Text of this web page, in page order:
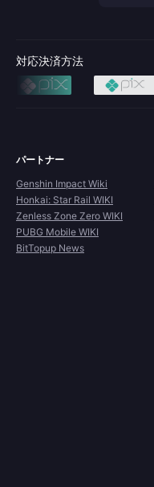
対応決済方法
パートナー
Genshin Impact Wiki
Honkai: Star Rail WIKI
Zenless Zone Zero WIKI
PUBG Mobile WIKI
BitTopup News